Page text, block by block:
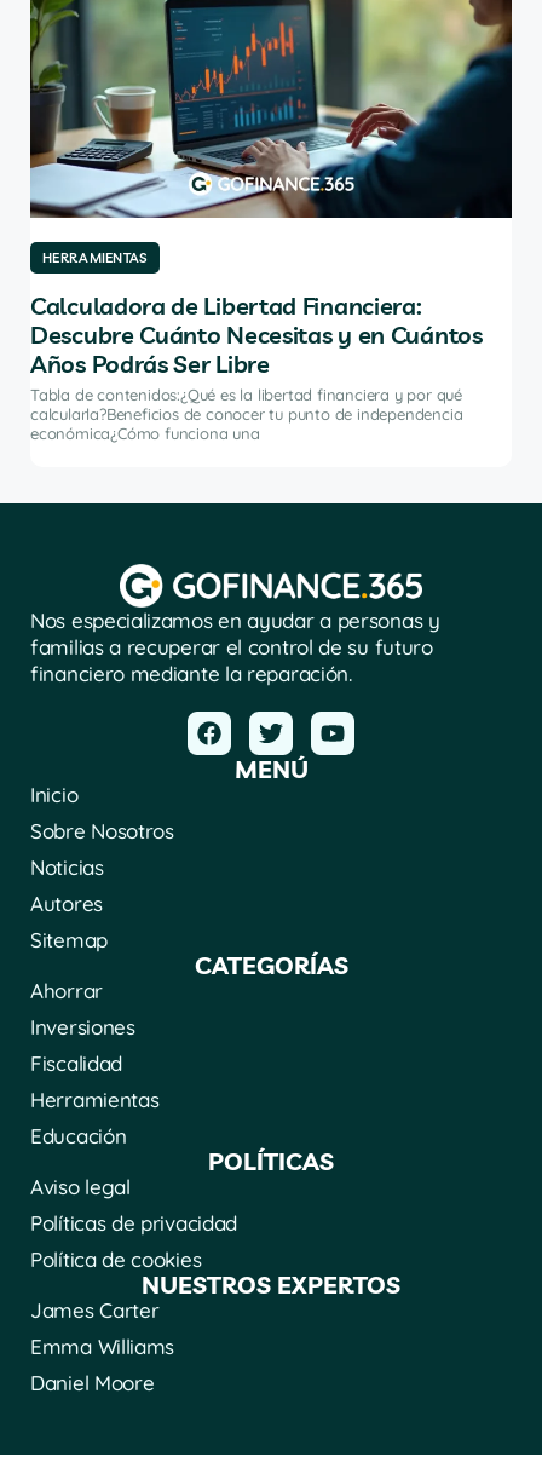
HERRAMIENTAS
Calculadora de Libertad Financiera:
Descubre Cuánto Necesitas y en Cuántos
Años Podrás Ser Libre
Tabla de contenidos:¿Qué es la libertad financiera y por qué
calcularla?Beneficios de conocer tu punto de independencia
económica¿Cómo funciona una
Nos especializamos en ayudar a personas y
familias a recuperar el control de su futuro
financiero mediante la reparación.
MENÚ
Inicio
Sobre Nosotros
Noticias
Autores
Sitemap
CATEGORÍAS
Ahorrar
Inversiones
Fiscalidad
Herramientas
Educación
POLÍTICAS
Aviso legal
Políticas de privacidad
Política de cookies
NUESTROS EXPERTOS
James Carter
Emma Williams
Daniel Moore